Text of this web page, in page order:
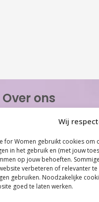
Wij
for Women gebruikt cookies om
in het gebruik en (met jouw
op jouw behoeften.
verbeteren of relevanter te
gebruiken. Noodzakelijke
goed te laten werken.
Over ons
Care for Women is de eerste
inzet op het gebied van
vrouwen. Met ruim 100 locaties
Women tot één van de
dit vakgebied...